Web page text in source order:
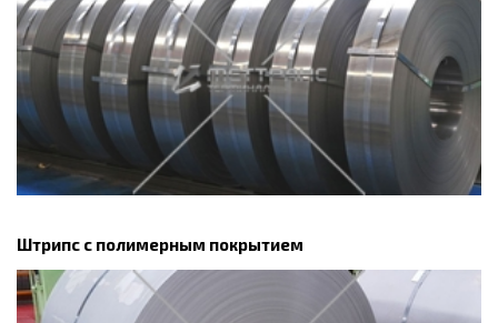
Штрипс с полимерным покрытием